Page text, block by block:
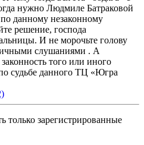
нужно Людмиле Батраковой
данному незаконному
решение, господа
И не морочьте голову
слушаниями . А
того или иного
судьбе данного ТЦ «Югра
только зарегистрированные